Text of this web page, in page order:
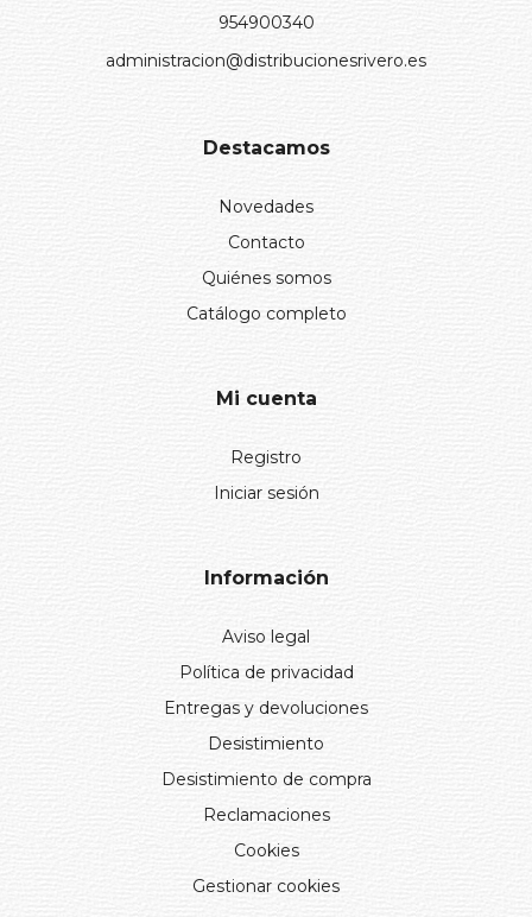
954900340
administracion@distribucionesrivero.es
Destacamos
Novedades
Contacto
Quiénes somos
Catálogo completo
Mi cuenta
Registro
Iniciar sesión
Información
Aviso legal
Política de privacidad
Entregas y devoluciones
Desistimiento
Desistimiento de compra
Reclamaciones
Cookies
Gestionar cookies